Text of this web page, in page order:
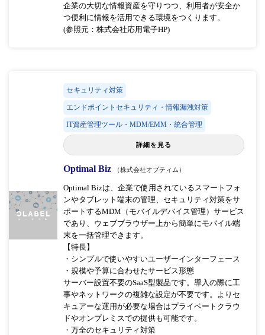
企業の大切な情報資産を守りつつ、利用者が安全か
つ便利に情報を活用できる環境をつくります。
(参照元：株式会社応用電子HP)
セキュリティ対策
エンドポイントセキュリティ・情報漏洩対策
IT資産管理ツール・MDM/EMM・統合管理
詳細を見る
Optimal Biz （株式会社オプティム）
Optimal Bizは、企業で使用されているスマートフォ
ンやタブレット端末の管理、セキュリティ対策をサ
ポートするMDM（モバイルデバイス管理）サービス
であり、ウェブブラウザー上から簡単にモバイル端
末を一括管理できます。
【特長】
・シンプルで使いやすいユーザーインターフェース
・規模や予算に合わせたサービス形態
サーバー設置不要のSaaS型製品です。導入の際に工
事やネットワークの複雑な設定が不要です。よりセ
キュアーな運用が必要な場合はプライベートクラウ
ドやオンプレミスでの提供も可能です。
・万全のセキュリティ対策